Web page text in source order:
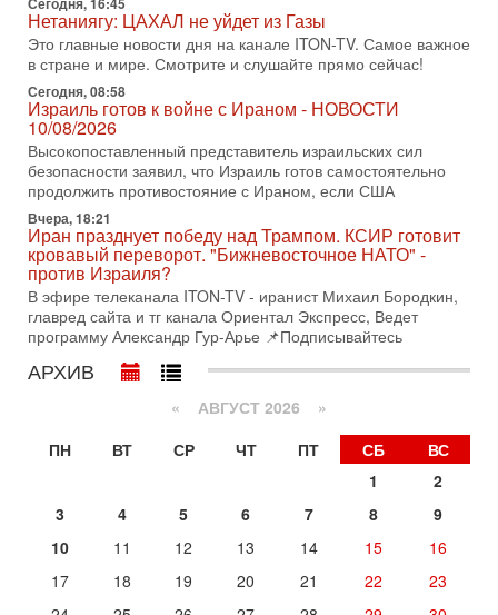
Ведет программу Александр Гур-Арье.
3-08-2026, 15:23
Иран задыхается. КСИР готовит удар! Россия теряет
последних союзников. Путин - псих!
В эфире ITON-TV доктор Эльдар Намазов , историк,
политолог, в прошлом – помощник Президента
Азербайджана Гейдара Алиева . Ведет программу
Александр
3-08-2026, 11:09
Выборы в Израиле в опасности?! ШАБАК формирует
спецотдел
В этом выпуске мы разбираем одну из самых тревожных
тем израильской политики. Известно, что израильская
Служба общей безопасности (ШАБАК) создала
3-08-2026, 08:32
Трамп и Иран: последний шанс - НОВОСТИ
03/08/2026
переговоров с Ираном, но Тегеран пока не подтвердил
готовность к диалогу. По словам американского
2-08-2026, 08:42
Трамп отменил удар по Ирану - НОВОСТИ
Президент США Дональд Трамп сегодня заявил об отмене
подготовленного удара по Ирану после обращений
Сегодня, 19:21
Нетаниягу: ЦАХАЛ не уйдет из Газы
Это главные новости дня на канале ITON-TV. Самое важное
в стране и мире. Смотрите и слушайте прямо сейчас!
Сегодня, 08:58
Израиль готов к войне с Ираном - НОВОСТИ
10/08/2026
Высокопоставленный представитель израильских сил
безопасности заявил, что Израиль готов самостоятельно
продолжить противостояние с Ираном, если США
Вчера, 18:21
Иран празднует победу над Трампом. КСИР готовит
кровавый переворот. "Бижневосточное НАТО" -
против Израиля?
В эфире телеканала ITON-TV - иранист Михаил Бородкин,
главред сайта и тг канала Ориентал Экспресс, Ведет
программу Александр Гур-Арье 📌Подписывайтесь
АРХИВ
« АВГУСТ 2026 »
ПН
ВТ СР ЧТ ПТ СБ
ВС
1
2
3
4 5 6 7 8
9
10
11 12 13 14 15
16
17
18 19 20 21 22
23